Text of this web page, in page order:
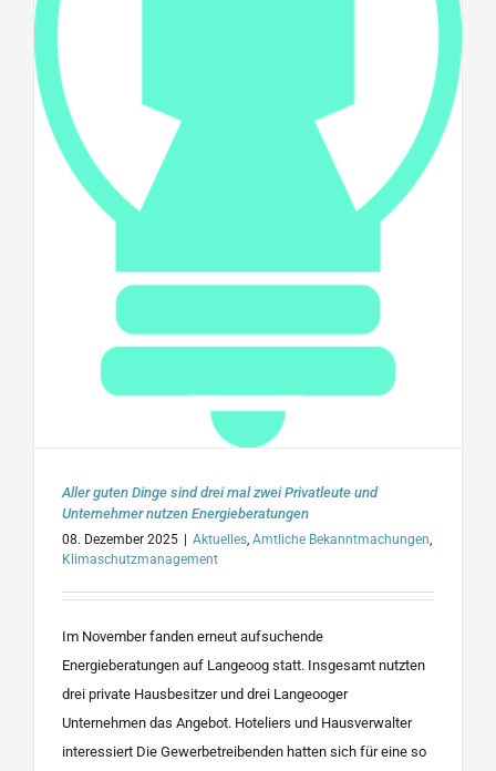
Aller guten Dinge sind drei mal zwei Privatleute und
Unternehmer nutzen Energieberatungen
08. Dezember 2025 Aktuelles, Amtliche Bekanntmachungen,
Klimaschutzmanagement
Im November fanden erneut aufsuchende
Energieberatungen auf Langeoog statt. Insgesamt nutzten
drei private Hausbesitzer und drei Langeooger
Unternehmen das Angebot. Hoteliers und Hausverwalter
interessiert Die Gewerbetreibenden hatten sich für eine so